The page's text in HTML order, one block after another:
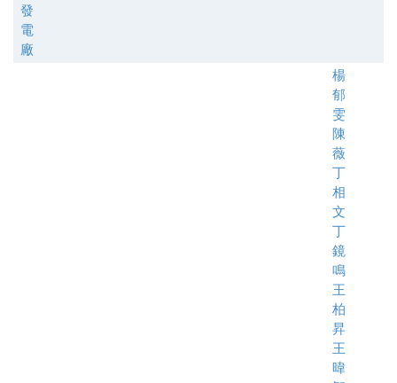
發
電
廠
楊
郁
雯
陳
薇
丁
相
文
丁
鏡
鳴
王
柏
昇
王
暐